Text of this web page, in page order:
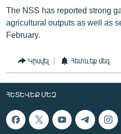
The NSS has reported strong
agricultural outputs as well as
February.
Կիսվել Հետևեք մեզ
ՀԵՏԵՎԵՔ ՄԵԶ